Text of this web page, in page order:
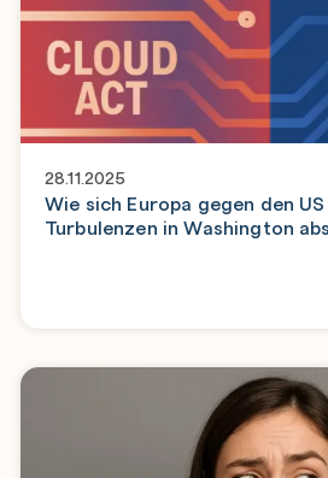
28.11.2025
Wie sich Europa gegen den
Turbulenzen in Washington